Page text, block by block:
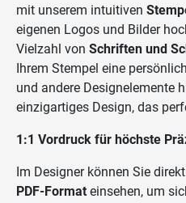
mit unserem intuitiven
eigenen Logos und Bilder
Vielzahl von Schriften und
Ihrem Stempel eine
und andere Designelemente
einzigartiges Design, das
1:1 Vordruck für höchste
Im Designer können Sie
PDF-Format einsehen, um